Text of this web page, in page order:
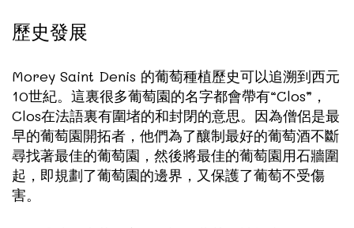
歷史發展
Morey Saint Denis 的葡萄種植歷史可以追溯到西元
10世紀。這裏很多葡萄園的名字都會帶有“Clos”，
Clos在法語裏有圍堵的和封閉的意思。因為僧侶是最
早的葡萄園開拓者，他們為了釀制最好的葡萄酒不斷
尋找著最佳的葡萄園，然後將最佳的葡萄園用石牆圍
起，即規劃了葡萄園的邊界，又保護了葡萄不受傷
害。